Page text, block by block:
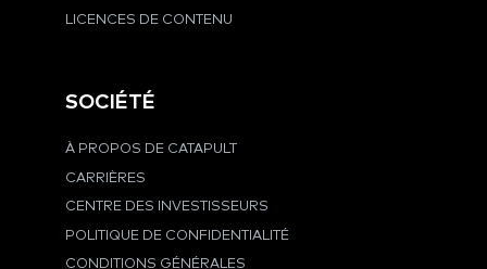
LICENCES DE CONTENU
SOCIÉTÉ
À PROPOS DE CATAPULT
CARRIÈRES
CENTRE DES INVESTISSEURS
POLITIQUE DE CONFIDENTIALITÉ
CONDITIONS GÉNÉRALES